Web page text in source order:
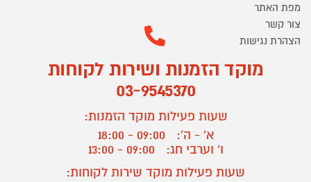
מפת האתר
צור קשר
הצהרת נגישות
מוקד הזמנות ושירות לקוחות
03-9545370
שעות פעילות מוקד הזמנות:
א' - ה':
09:00 - 18:00
ו' וערבי חג:
09:00 - 13:00
שעות פעילות מוקד שירות לקוחות: